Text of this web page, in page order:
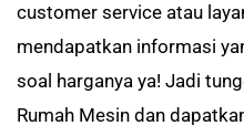
customer service atau
mendapatkan informasi
soal harganya ya! Jadi
Rumah Mesin dan